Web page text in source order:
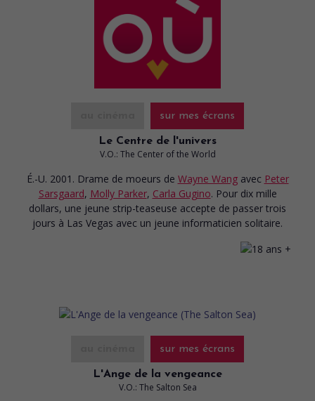
sur mes écrans
Le Centre de l'univers
V.O.: The Center of the World
É.-U. 2001. Drame de moeurs de Wayne Wang avec Peter
Sarsgaard, Molly Parker, Carla Gugino. Pour dix mille
dollars, une jeune strip-teaseuse accepte de passer trois
jours à Las Vegas avec un jeune informaticien solitaire.
sur mes écrans
L'Ange de la vengeance
V.O.: The Salton Sea